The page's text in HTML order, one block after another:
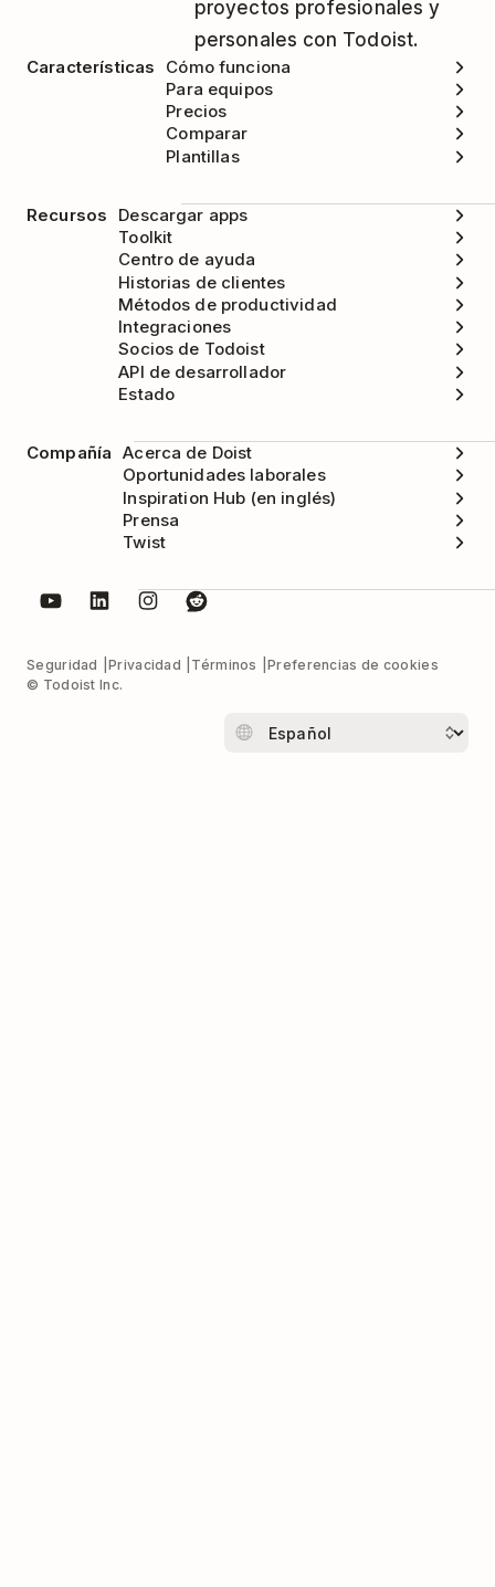
proyectos profesionales y
personales con Todoist.
Características
Cómo funciona
Para equipos
Precios
Comparar
Plantillas
Recursos
Descargar apps
Toolkit
Centro de ayuda
Historias de clientes
Métodos de productividad
Integraciones
Socios de Todoist
API de desarrollador
Estado
Compañía Acerca de Doist
Oportunidades laborales
Inspiration Hub (en inglés)
Prensa
Twist
Seguridad Privacidad Términos
Preferencias de cookies
© Todoist Inc.